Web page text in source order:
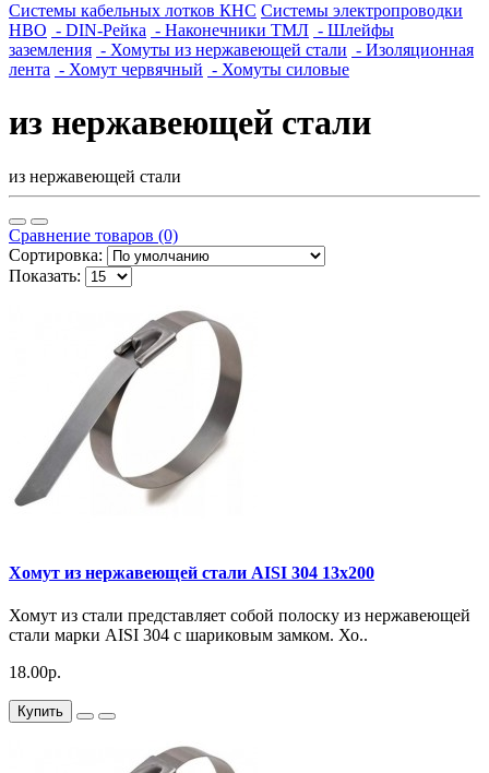
Системы кабельных лотков КНС Системы электропроводки
НВО - DIN-Рейка - Наконечники ТМЛ - Шлейфы
заземления - Хомуты из нержавеющей стали - Изоляционная
лента - Хомут червячный - Хомуты силовые
из нержавеющей стали
из нержавеющей стали
Сравнение товаров (0)
Сортировка:
Показать:
Хомут из нержавеющей стали AISI 304 13х200
Хомут из стали представляет собой полоску из нержавеющей
стали марки AISI 304 с шариковым замком. Хо..
18.00р.
Купить